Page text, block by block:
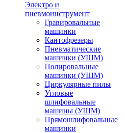
Электро и
пневмоинструмент
Гравировальные
машинки
Кантофрезеры
Пневматические
машинки (УШМ)
Полировальные
машинки (УШМ)
Циркулярные пилы
Угловые
шлифовальные
машины (УШМ)
Прямошлифовальные
машинки